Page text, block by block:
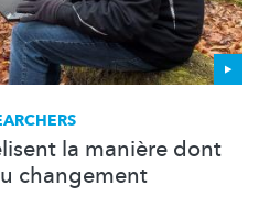
la manière dont
changement